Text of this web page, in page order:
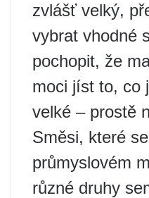
zvlášť velký,
vybrat vhodné
pochopit, že
moci jíst to, co
velké – prostě
Směsi, které
průmyslovém
různé druhy